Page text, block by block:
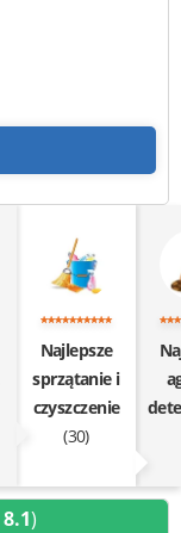
Najlepsze
sprzątanie i
czyszczenie
(30)
8.1)